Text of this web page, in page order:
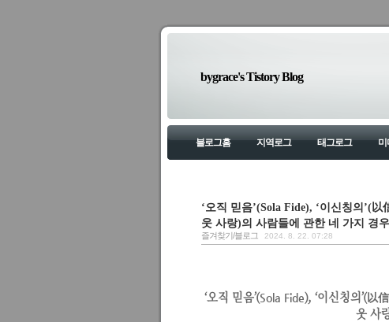
bygrace's Tistory Blog
블로그홈 지역로그 태그로그 미
‘오직 믿음’(Sola Fide), ‘이신칭의’(
웃 사랑)의 사람들에 관한 네 가지 경
즐겨찾기/블로그 2024. 8. 22. 07:28
‘오직 믿음’(Sola Fide), ‘이신칭의’(以
웃 사